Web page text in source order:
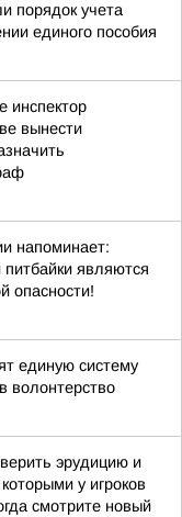
порядок учета
единого пособия
инспектор
вынести
напоминает:
являются
опасности!
единую систему
волонтерство
эрудицию и
у игроков
смотрите новый